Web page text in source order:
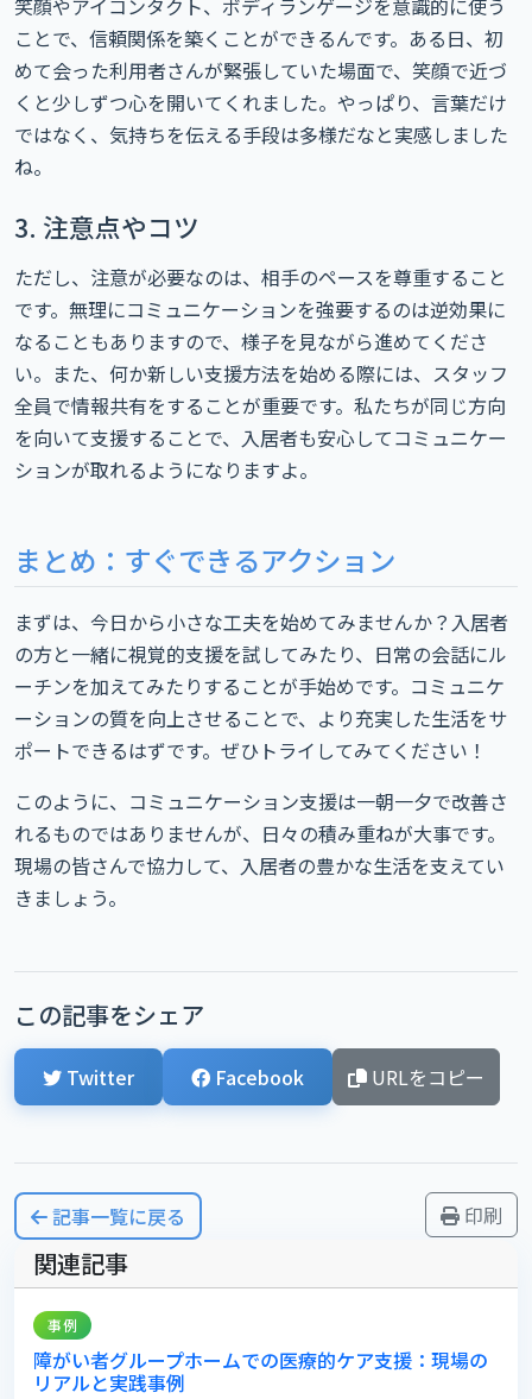
笑顔やアイコンタクト、ボディランゲージを意識的に使う
ことで、信頼関係を築くことができるんです。ある日、初
めて会った利用者さんが緊張していた場面で、笑顔で近づ
くと少しずつ心を開いてくれました。やっぱり、言葉だけ
ではなく、気持ちを伝える手段は多様だなと実感しました
ね。
3. 注意点やコツ
ただし、注意が必要なのは、相手のペースを尊重すること
です。無理にコミュニケーションを強要するのは逆効果に
なることもありますので、様子を見ながら進めてくださ
い。また、何か新しい支援方法を始める際には、スタッフ
全員で情報共有をすることが重要です。私たちが同じ方向
を向いて支援することで、入居者も安心してコミュニケー
ションが取れるようになりますよ。
まとめ：すぐできるアクション
まずは、今日から小さな工夫を始めてみませんか？入居者
の方と一緒に視覚的支援を試してみたり、日常の会話にル
ーチンを加えてみたりすることが手始めです。コミュニケ
ーションの質を向上させることで、より充実した生活をサ
ポートできるはずです。ぜひトライしてみてください！
このように、コミュニケーション支援は一朝一夕で改善さ
れるものではありませんが、日々の積み重ねが大事です。
現場の皆さんで協力して、入居者の豊かな生活を支えてい
きましょう。
この記事をシェア
Twitter Facebook URLをコピー
記事一覧に戻る 印刷
関連記事
事例
障がい者グループホームでの医療的ケア支援：現場の
リアルと実践事例